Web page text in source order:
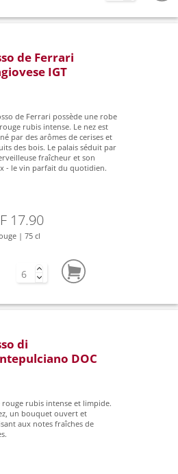
de Ferrari
IGT
de Ferrari possède une robe
rubis intense. Le nez est
par des arômes de cerises et
des bois. Le palais séduit par
fraîcheur et son
- le vin parfait du quotidien.
17.90
| 75 cl
di
DOC
rouge rubis intense et limpide.
un bouquet ouvert et
aux notes fraîches de